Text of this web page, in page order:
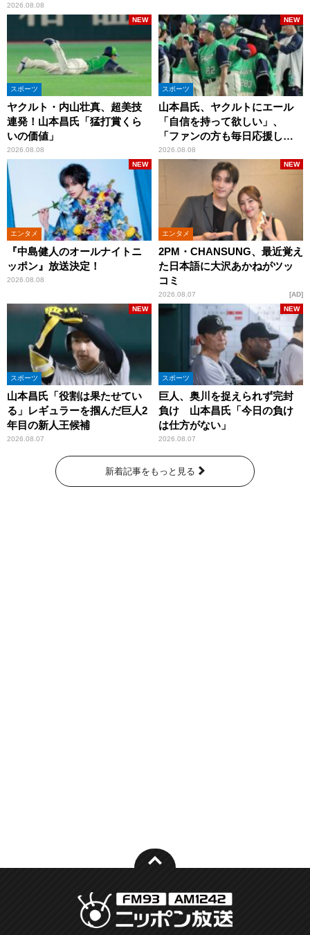
2026.08.08
スポーツ
ヤクルト・内山壮真、超美技
連発！山本昌氏「猛打賞くら
いの価値」
2026.08.08
NEW
スポーツ
山本昌氏、ヤクルトにエール
「自信を持って欲しい」、
「ファンの方も毎日応援して
くれています」
2026.08.08
NEW
エンタメ
『中島健人のオールナイトニ
ッポン』放送決定！
2026.08.08
NEW
エンタメ
2PM・CHANSUNG、最近覚え
た日本語に大沢あかねがツッ
コミ
2026.08.07
NEW
AD
スポーツ
山本昌氏「役割は果たせてい
る」レギュラーを掴んだ巨人2
年目の新人王候補
2026.08.07
NEW
スポーツ
巨人、奥川を捉えられず完封
負け 山本昌氏「今日の負け
は仕方がない」
2026.08.07
NEW
新着記事をもっと見る